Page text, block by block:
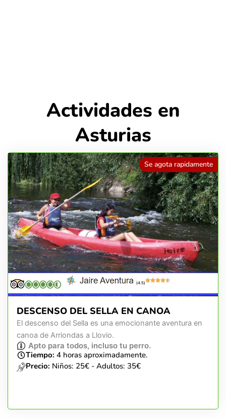
Actividades en
Asturias
Se agota rapidamente
(4.5)
DESCENSO DEL SELLA EN CANOA
El descenso del Sella es una emocionante aventura en
canoa de Arriondas a Llovio.
Apto para todos, incluso tu perro.
Tiempo: 4 horas aproximadamente.
Precio: Niños: 25€ - Adultos: 35€